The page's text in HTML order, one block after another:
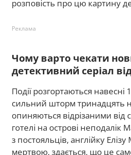
розповість про цю картину
Реклама
Чому варто чекати
детективний серіал
Події розгортаються
сильний шторм тринадцять
опиняються відрізаними від
готелі на острові
з постояльців, англійку
мертвою, здається, що це